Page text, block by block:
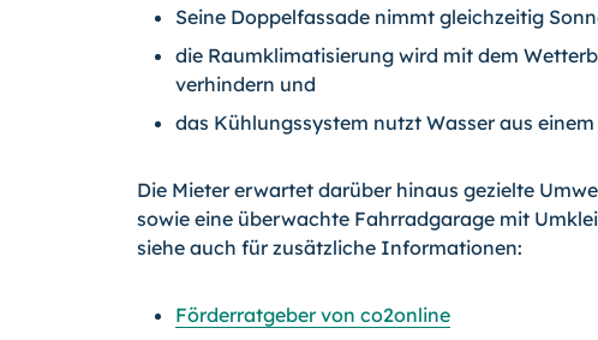
Seine Doppelfassade nimmt gleichzeitig
die Raumklimatisierung wird mit dem
verhindern und
das Kühlungssystem nutzt Wasser aus
Die Mieter erwartet darüber hinaus gezielte
sowie eine überwachte Fahrradgarage mit
siehe auch für zusätzliche Informationen:
Förderratgeber von co2online